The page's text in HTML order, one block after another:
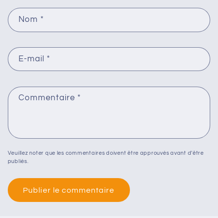
Nom *
E-mail *
Commentaire *
Veuillez noter que les commentaires doivent être approuvés avant d'être
publiés.